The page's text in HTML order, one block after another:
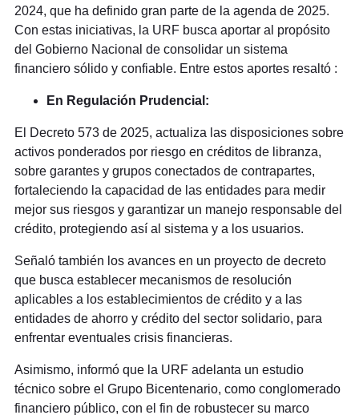
2024, que ha definido gran parte de la agenda de 2025.
Con estas iniciativas, la URF busca aportar al propósito
del Gobierno Nacional de consolidar un sistema
financiero sólido y confiable. Entre estos aportes resaltó :
En Regulación Prudencial:
El Decreto 573 de 2025, actualiza las disposiciones sobre
activos ponderados por riesgo en créditos de libranza,
sobre garantes y grupos conectados de contrapartes,
fortaleciendo la capacidad de las entidades para medir
mejor sus riesgos y garantizar un manejo responsable del
crédito, protegiendo así al sistema y a los usuarios.
Señaló también los avances en un proyecto de decreto
que busca establecer mecanismos de resolución
aplicables a los establecimientos de crédito y a las
entidades de ahorro y crédito del sector solidario, para
enfrentar eventuales crisis financieras.
Asimismo, informó que la URF adelanta un estudio
técnico sobre el Grupo Bicentenario, como conglomerado
financiero público, con el fin de robustecer su marco